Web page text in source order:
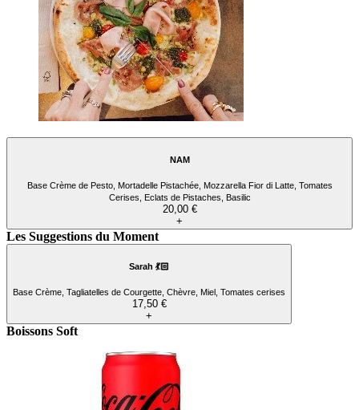
NAM
Base Crème de Pesto, Mortadelle Pistachée, Mozzarella Fior di Latte, Tomates
Cerises, Eclats de Pistaches, Basilic
20,00 €
+
Les Suggestions du Moment
Sarah 💃🏻
Base Crème, Tagliatelles de Courgette, Chèvre, Miel, Tomates cerises
17,50 €
+
Boissons Soft